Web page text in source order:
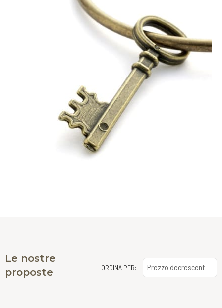
Le nostre
proposte
ORDINA PER: